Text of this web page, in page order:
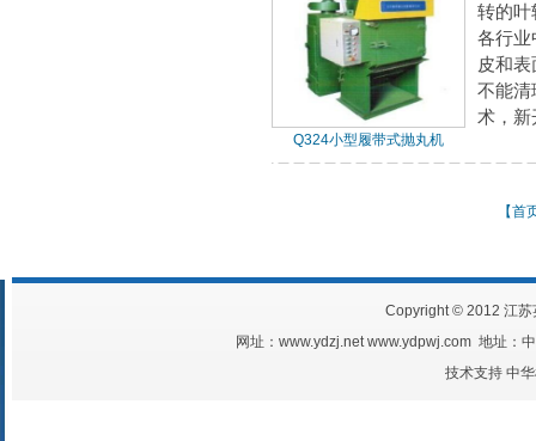
Q324小型履带式抛丸机
转的叶
各行业
皮和
不能清
术，
【首
Copyright © 2012 江苏
网址：www.ydzj.net www.ydpwj.com 地址：
技术支持 中